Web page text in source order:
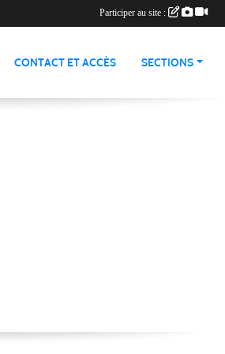
CONTACT ET ACCÈS SECTIONS
Participer au site :